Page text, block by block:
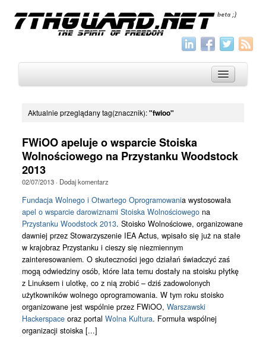
Archiwum
Wszystko
Aktualności
Artykuły
Krótkie
Jak pisać
Kontakt
Aktualnie przeglądany tag(znacznik):"fwioo"
FWiOO apeluje o wsparcie Stoiska
Wolnościowego na Przystanku Woodstock
2013
02/07/2013· Dodaj komentarz
Fundacja Wolnego i Otwartego Oprogramowania wystosowała
apel o wsparcie darowiznami Stoiska Wolnościowegona
Przystanku Woodstock 2013. Stoisko Wolnościowe, organizowane
dawniej przez Stowarzyszenie IEA Actus, wpisało się już na stałe
w krajobraz Przystanku i cieszy się niezmiennym
zainteresowaniem. O skuteczności jego działań świadczyć zaś
mogą odwiedziny osób, które lata temu dostały na stoisku płytkę
z Linuksem i ulotkę, co z nią zrobić – dziś zadowolonych
użytkowników wolnego oprogramowania. W tym roku stoisko
organizowane jest wspólnie przez FWiOO, Warszawski
Hackerspaceoraz portal Wolna Kultura. Formuła wspólnej
organizacji stoiska [...]